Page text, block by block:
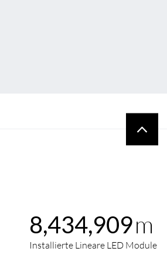
8,434,909m
Installierte Lineare LED Module